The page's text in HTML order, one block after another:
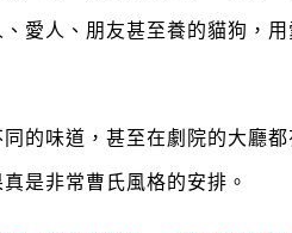
愛人、朋友甚至養的貓狗，
的味道，甚至在劇院的大廳
是非常曹氏風格的安排。